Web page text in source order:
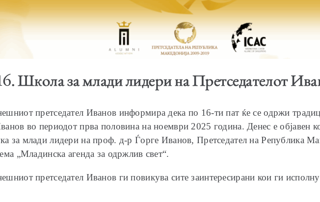
Школа за млади лидери на Претседателот
претседател Иванов информира дека по 16-ти пат ќе се одржи
во периодот прва половина на ноември 2025 година. Денес е објавен
за млади лидери на проф. д-р Ѓорге Иванов, Претседател на Република
„Младинска агенда за одржлив свет“.
претседател Иванов ги повикува сите заинтересирани кои ги